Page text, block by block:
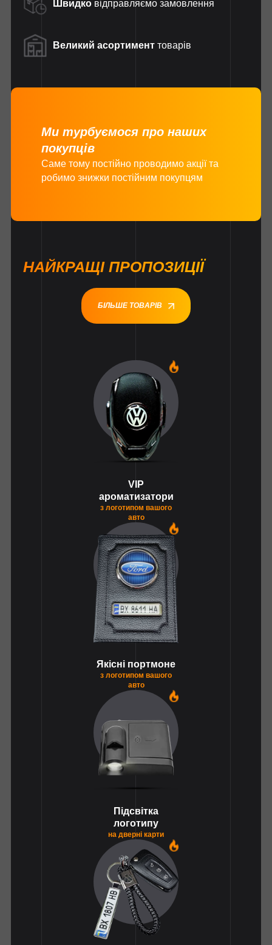
Швидко відправляємо замовлення
Великий асортимент товарів
Ми турбуємося про наших
покупців
Саме тому постійно проводимо акції та
робимо знижки постійним покупцям
НАЙКРАЩІ ПРОПОЗИЦІЇ
БІЛЬШЕ ТОВАРІВ
VIP
ароматизатори
з логотипом вашого
авто
Якісні портмоне
з логотипом вашого
авто
Підсвітка
логотипу
на дверні карти